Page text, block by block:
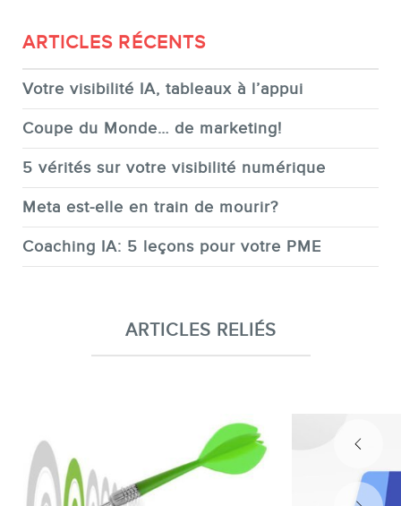
ARTICLES RÉCENTS
Votre visibilité IA, tableaux à l’appui
Coupe du Monde… de marketing!
5 vérités sur votre visibilité numérique
Meta est-elle en train de mourir?
Coaching IA: 5 leçons pour votre PME
ARTICLES RELIÉS